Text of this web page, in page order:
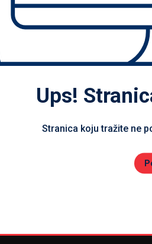
Ups!
Stranica koju tražite ne